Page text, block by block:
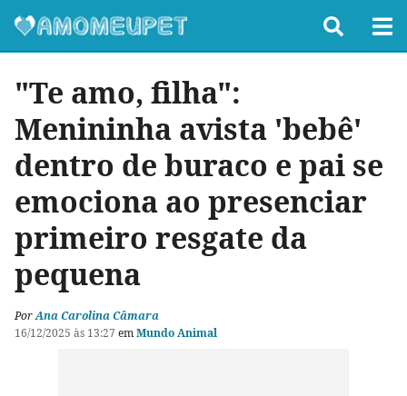
"Te amo, filha":
Menininha avista 'bebê'
dentro de buraco e pai se
emociona ao presenciar
primeiro resgate da
pequena
PorAna Carolina Câmara
16/12/2025 às 13:27 emMundo Animal